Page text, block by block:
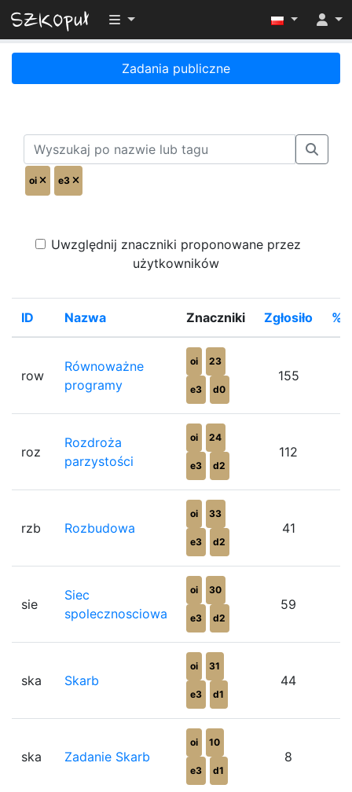
Przełącz widoczność menu
Zadania publiczne
oi e3
Uwzględnij znaczniki proponowane przez
użytkowników
ID Nazwa Znaczniki Zgłosiło
row
Równoważne
programy
oi 23
e3 d0
155
roz
Rozdroża
parzystości
oi 24
e3 d2
112
rzb Rozbudowa
oi 33
e3 d2
41
sie
Siec
spolecznosciowa
oi 30
e3 d2
59
ska Skarb
oi 31
e3 d1
44
ska Zadanie Skarb
oi 10
e3 d1
8